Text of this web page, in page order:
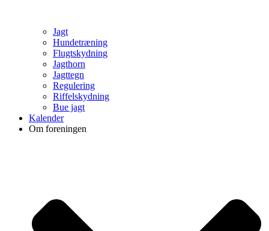
Jagt
Hundetræning
Flugtskydning
Jagthorn
Jagttegn
Regulering
Riffelskydning
Bue jagt
Kalender
Om foreningen